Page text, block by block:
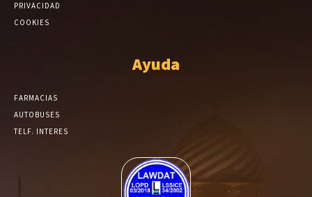
PRIVACIDAD
COOKIES
Ayuda
FARMACIAS
AUTOBUSES
TELF. INTERES